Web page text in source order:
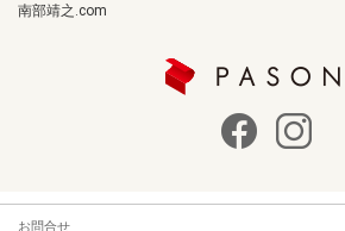
南部靖之.com
お問合せ